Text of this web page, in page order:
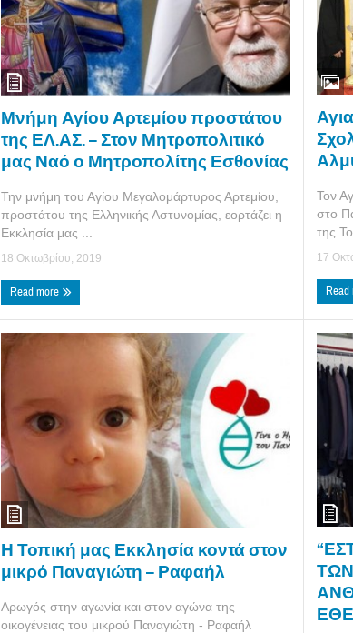
Μνήμη Αγίου Αρτεμίου προστάτου
της ΕΛ.ΑΣ. – Στον Μητροπολιτικό
μας Ναό ο Μητροπολίτης Εσθονίας
Την μνήμη του Αγίου Μεγαλομάρτυρος Αρτεμίου,
προστάτου της Ελληνικής Αστυνομίας, εορτάζει η
Εκκλησία μας ...
18 Οκτωβρίου, 2019
Read more
Τον
στο
της
17
Read
Η Τοπική μας Εκκλησία κοντά στον
μικρό Παναγιώτη – Ραφαήλ
Αρωγός στην αγωνία και στον αγώνα της
οικογένειας του μικρού Παναγιώτη - Ραφαήλ